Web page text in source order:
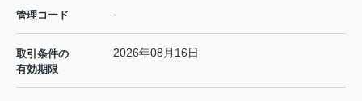
管理コード -
取引条件の
有効期限
2026年08月16日